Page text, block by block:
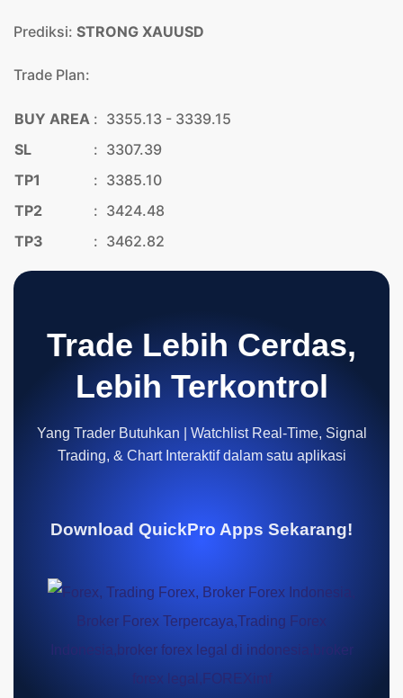
Prediksi: STRONG XAUUSD
Trade Plan:
BUY AREA : 3355.13 - 3339.15
SL
: 3307.39
TP1
: 3385.10
TP2
: 3424.48
TP3
: 3462.82
Trade Lebih Cerdas,
Lebih Terkontrol
Yang Trader Butuhkan | Watchlist Real-Time, Signal
Trading, & Chart Interaktif dalam satu aplikasi
Download QuickPro Apps Sekarang!